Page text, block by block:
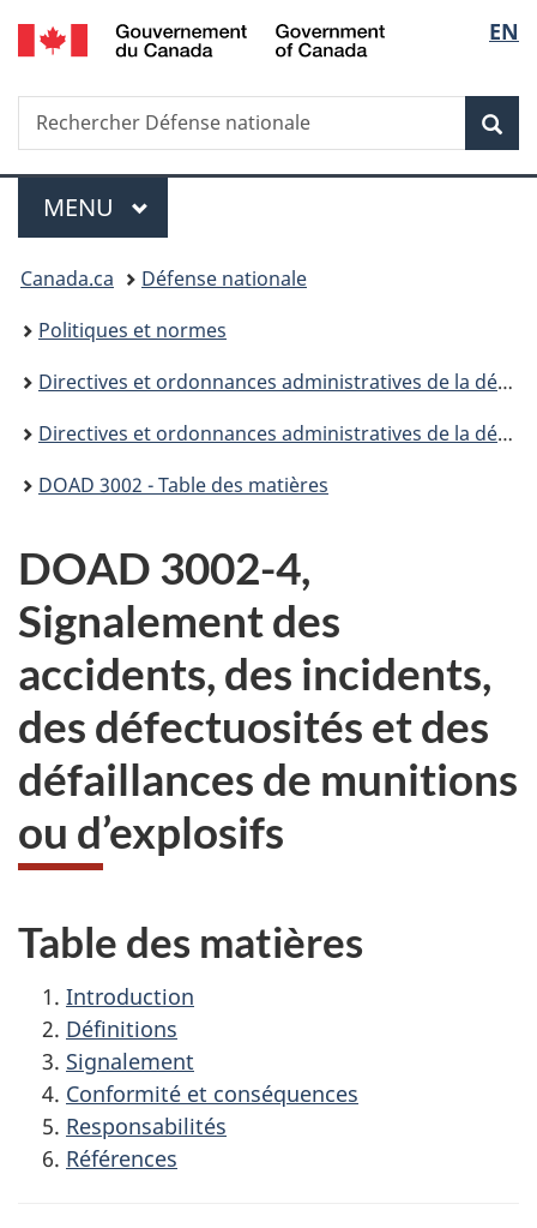
Passer
au
principal
Passer
à
Au
du
Passer
à
version
simplifiée
de
la
EN
Recherche
Rechercher
Défense
Menu
MENU PRINCIPAL
Vous
êtes
ici :
Canada.ca
Défense nationale
Politiques et normes
Directives et ordonnances administratives de la défense
Directives et ordonnances administratives de la défense (DOAD) - 3000
DOAD 3002 - Table des matières
DOAD 3002-4,
Signalement des
accidents, des incidents,
des défectuosités et des
défaillances de munitions
ou d’explosifs
Table des matières
Introduction
Définitions
Signalement
Conformité et conséquences
Responsabilités
Références